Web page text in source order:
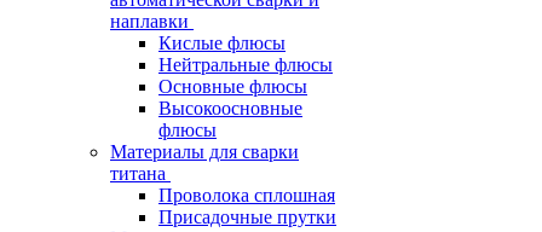
наплавки
Кислые флюсы
Нейтральные флюсы
Основные флюсы
Высокоосновные
флюсы
Материалы для сварки
титана
Проволока сплошная
Присадочные прутки